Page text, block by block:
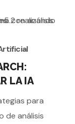
LA IA
para
de análisis